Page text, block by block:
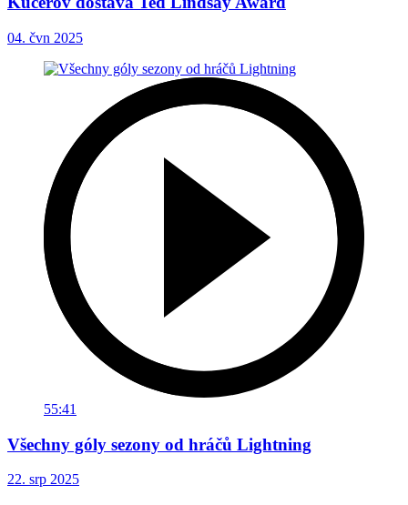
04. čvn 2025
55:41
Všechny góly sezony od hráčů Lightning
22. srp 2025